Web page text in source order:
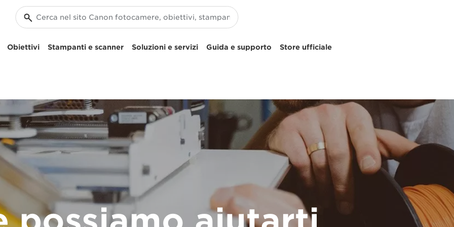
Obiettivi Stampanti e scanner Soluzioni e servizi Guida e supporto Store ufficiale